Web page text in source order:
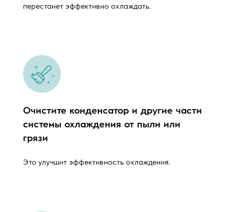
перестанет эффективно охлаждать.
Очистите конденсатор и другие части
системы охлаждения от пыли или
грязи
Это улучшит эффективность охлаждения.